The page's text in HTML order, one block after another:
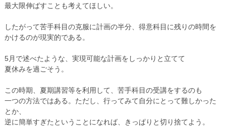
校舎紹介
香芝下田校
オンライン校
コース
小学生コース
最大限伸ばすことも考えてほしい。
したがって苦手科目の克服に計画の半分、得意科目に残りの時間を
かけるのが現実的である。
5月で述べたような、実現可能な計画をしっかりと立てて
夏休みを過ごそう。
この時期、夏期講習等を利用して、苦手科目の受講をするのも
一つの方法ではある。ただし、行ってみて自分にとって難しかった
とか、
逆に簡単すぎたということになれば、きっぱりと切り捨てよう。